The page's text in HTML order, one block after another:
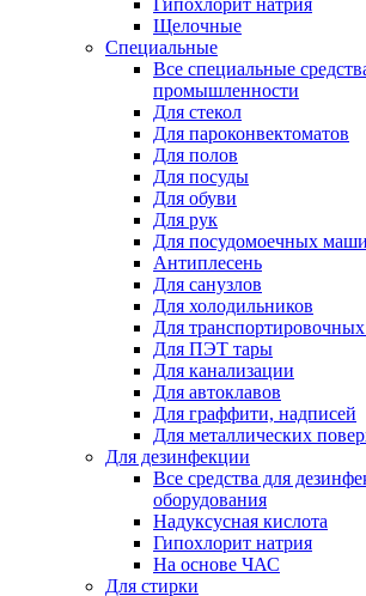
Гипохлорит натрия
Щелочные
Специальные
Все специальные
промышленности
Для стекол
Для пароконвектоматов
Для полов
Для посуды
Для обуви
Для рук
Для посудомоечных
Антиплесень
Для санузлов
Для холодильников
Для
Для ПЭТ тары
Для канализации
Для автоклавов
Для граффити, надписей
Для металлических
Для дезинфекции
Все средства для
оборудования
Надуксусная кислота
Гипохлорит натрия
На основе ЧАС
Для стирки